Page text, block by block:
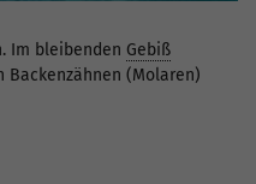
Im bleibenden Gebiß
Backenzähnen (Molaren)